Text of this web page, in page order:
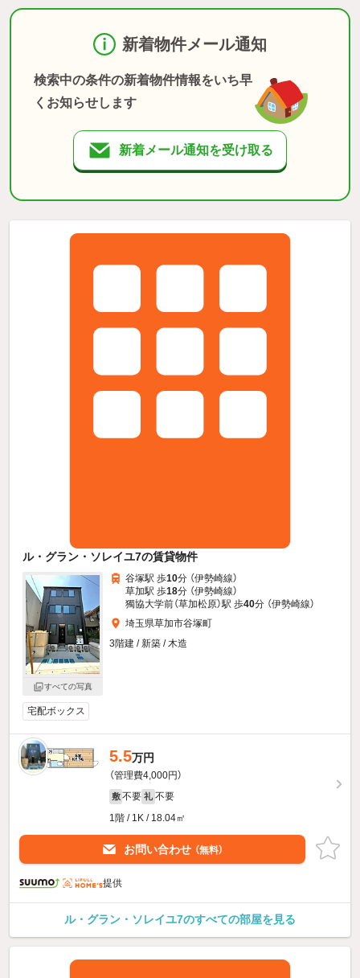
新着物件メール通知
検索中の条件の新着物件情報をいち早
くお知らせします
新着メール通知を受け取る
ル・グラン・ソレイユ7の賃貸物件
すべての写真
谷塚駅 歩10分 （伊勢崎線）
草加駅 歩18分 （伊勢崎線）
獨協大学前（草加松原）駅 歩40分 （伊勢崎線）
埼玉県草加市谷塚町
3階建 / 新築 / 木造
宅配ボックス
5.5万円
（管理費4,000円）
敷 不要 礼 不要
1階 / 1K / 18.04㎡
お問い合わせ （無料）
提供
ル・グラン・ソレイユ7のすべての部屋を見る